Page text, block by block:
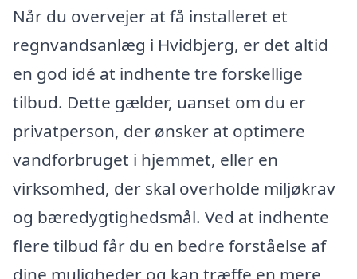
Når du overvejer at få installeret et
regnvandsanlæg i Hvidbjerg, er det altid
en god idé at indhente tre forskellige
tilbud. Dette gælder, uanset om du er
privatperson, der ønsker at optimere
vandforbruget i hjemmet, eller en
virksomhed, der skal overholde miljøkrav
og bæredygtighedsmål. Ved at indhente
flere tilbud får du en bedre forståelse af
dine muligheder og kan træffe en mere